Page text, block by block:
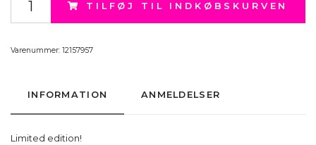
TILFØJ TIL INDKØBSKURVEN
Varenummer: 12157957
INFORMATION ANMELDELSER
Limited edition!